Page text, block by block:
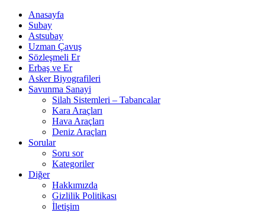
Anasayfa
Subay
Astsubay
Uzman Çavuş
Sözleşmeli Er
Erbaş ve Er
Asker Biyografileri
Savunma Sanayi
Silah Sistemleri – Tabancalar
Kara Araçları
Hava Araçları
Deniz Araçları
Sorular
Soru sor
Kategoriler
Diğer
Hakkımızda
Gizlilik Politikası
İletişim